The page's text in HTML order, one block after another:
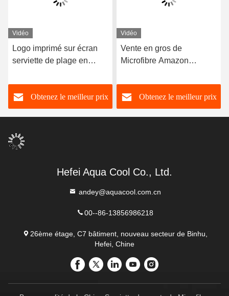
Vidéo
Logo imprimé sur écran
serviette de plage en
mesure
Obtenez le meilleur prix
Vidéo
Vente en gros de
Microfibre Amazon
personnalisée populaire
Obtenez le meilleur prix
Hefei Aqua Cool Co., Ltd.
andey@aquacool.com.cn
00--86-13856986218
26ème étage, C7 bâtiment, nouveau secteur de Binhu,
Hefei, Chine